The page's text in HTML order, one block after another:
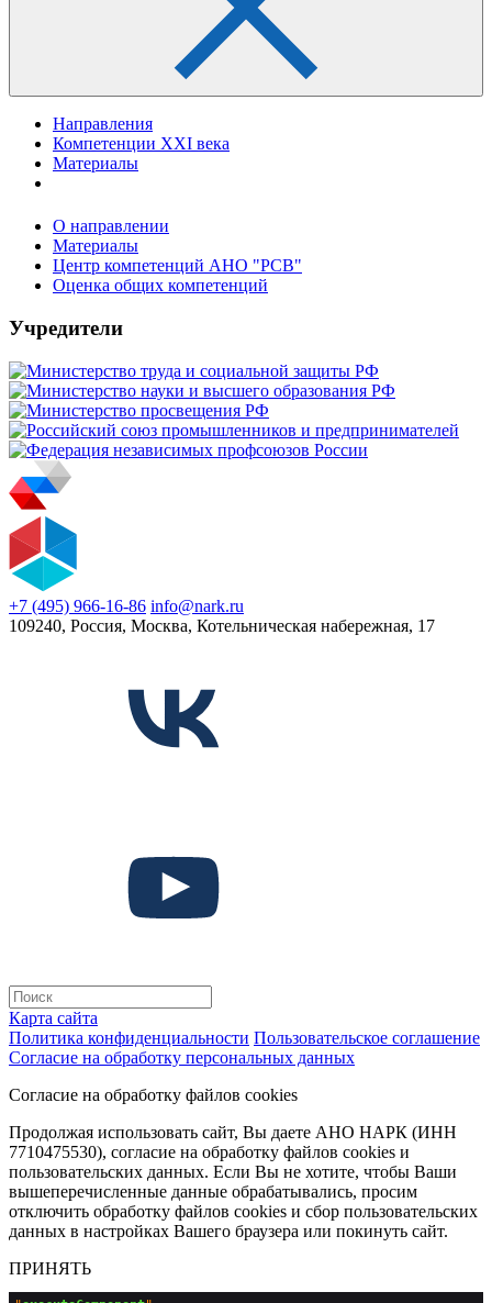
Направления
Компетенции XXI века
Материалы
О направлении
Материалы
Центр компетенций АНО "РСВ"
Оценка общих компетенций
Учредители
+7 (495) 966-16-86 info@nark.ru
109240, Россия, Москва, Котельническая набережная, 17
Карта сайта
Политика конфиденциальности Пользовательское соглашение
Согласие на обработку персональных данных
Согласие на обработку файлов cookies
Продолжая использовать сайт, Вы даете АНО НАРК (ИНН
7710475530), согласие на обработку файлов cookies и
пользовательских данных. Если Вы не хотите, чтобы Ваши
вышеперечисленные данные обрабатывались, просим
отключить обработку файлов cookies и сбор пользовательских
данных в настройках Вашего браузера или покинуть сайт.
ПРИНЯТЬ